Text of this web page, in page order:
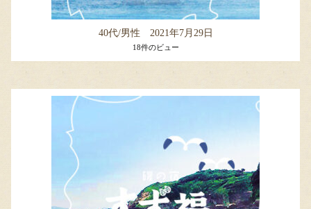
40代/男性 2021年7月29日
18件のビュー